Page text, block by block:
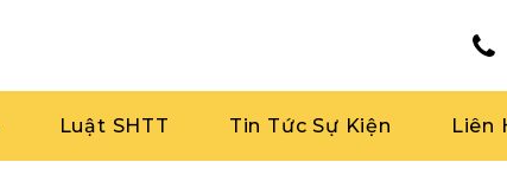
Luật SHTT Tin Tức Sự Kiện Liên